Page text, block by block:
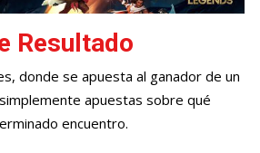
Resultado
donde se apuesta al ganador de un
apuestas sobre qué
encuentro.